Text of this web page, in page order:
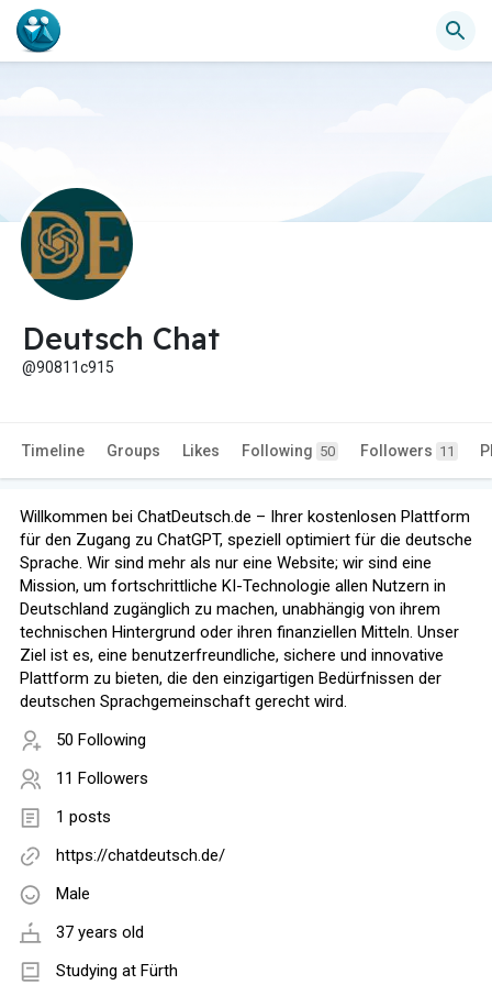
Deutsch Chat
@90811c915
Timeline Groups Likes Following 50 Followers 11
Willkommen bei ChatDeutsch.de – Ihrer kostenlosen Plattform
für den Zugang zu ChatGPT, speziell optimiert für die deutsche
Sprache. Wir sind mehr als nur eine Website; wir sind eine
Mission, um fortschrittliche KI-Technologie allen Nutzern in
Deutschland zugänglich zu machen, unabhängig von ihrem
technischen Hintergrund oder ihren finanziellen Mitteln. Unser
Ziel ist es, eine benutzerfreundliche, sichere und innovative
Plattform zu bieten, die den einzigartigen Bedürfnissen der
deutschen Sprachgemeinschaft gerecht wird.
50 Following
11 Followers
1 posts
https://chatdeutsch.de/
Male
37 years old
Studying at Fürth